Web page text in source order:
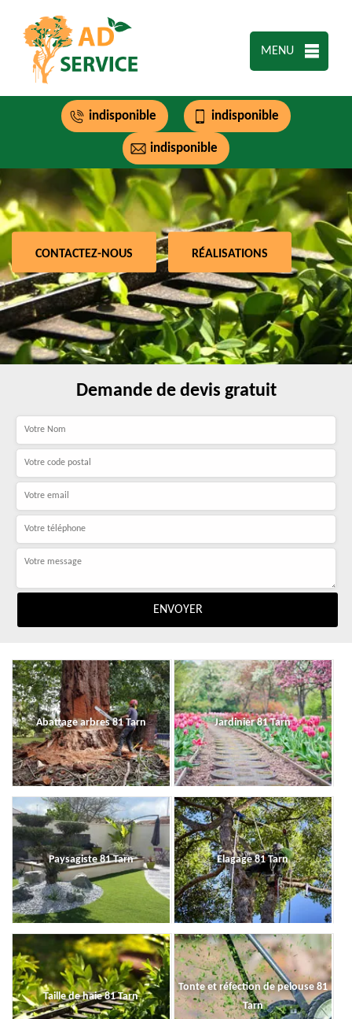
MENU
indisponible indisponible
indisponible
CONTACTEZ-NOUS RÉALISATIONS
Demande de devis gratuit
Abattage arbres 81 Tarn Jardinier 81 Tarn
Paysagiste 81 Tarn Elagage 81 Tarn
Taille de haie 81 Tarn
Tonte et réfection de pelouse 81
Tarn